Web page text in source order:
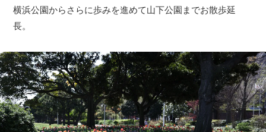
横浜公園からさらに歩みを進めて山下公園までお散歩延
長。